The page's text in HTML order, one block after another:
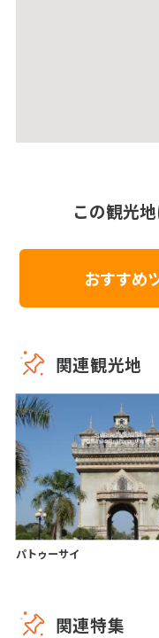
この観光
おすすめ
関連観光地
パトゥーサイ
関連特集